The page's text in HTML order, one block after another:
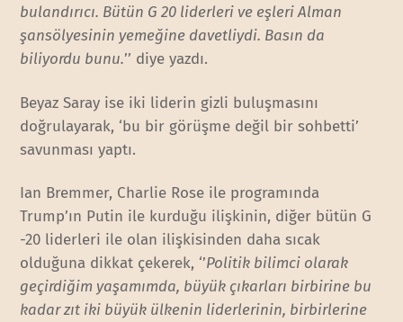
bulandırıcı. Bütün G 20 liderleri ve eşleri Alman
şansölyesinin yemeğine davetliydi. Basın da
biliyordu bunu.’’ diye yazdı.
Beyaz Saray ise iki liderin gizli buluşmasını
doğrulayarak, ‘bu bir görüşme değil bir sohbetti’
savunması yaptı.
Ian Bremmer, Charlie Rose ile programında
Trump’ın Putin ile kurduğu ilişkinin, diğer bütün G
-20 liderleri ile olan ilişkisinden daha sıcak
olduğuna dikkat çekerek, ‘’Politik bilimci olarak
geçirdiğim yaşamımda, büyük çıkarları birbirine bu
kadar zıt iki büyük ülkenin liderlerinin, birbirlerine